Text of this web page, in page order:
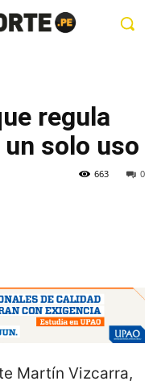
regula
solo uso
0
663
Martín Vizcarra,